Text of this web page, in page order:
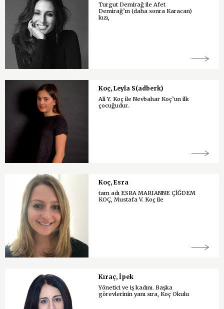
Turgut Demirağ ile Afet
Demirağ’ın (daha sonra Karacan)
kızı,
Koç, Leyla S(adberk)
Ali Y. Koç ile Nevbahar Koç’un ilk
çocuğudur.
Koç, Esra
tam adı ESRA MARIANNE ÇİĞDEM
KOÇ, Mustafa V. Koç ile
Kıraç, İpek
Yönetici ve iş kadını. Başka
görevlerinin yanı sıra, Koç Okulu